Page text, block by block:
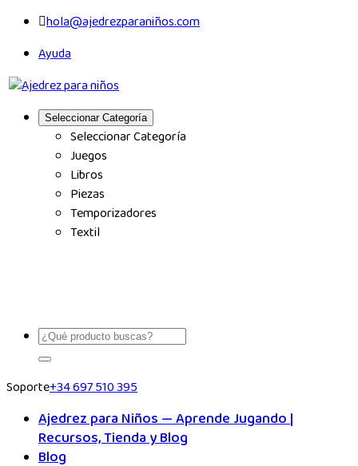
hola@ajedrezparaniños.com
Ayuda
Seleccionar Categoría
Seleccionar Categoría
Juegos
Libros
Piezas
Temporizadores
Textil
Soporte+34 697 510 395
Ajedrez para Niños — Aprende Jugando |
Recursos, Tienda y Blog
Blog